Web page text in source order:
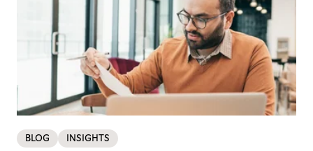
BLOG INSIGHTS